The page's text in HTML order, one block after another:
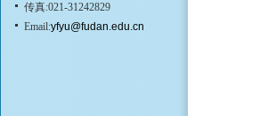
传真:021-31242829
Email:yfyu@fudan.edu.cn